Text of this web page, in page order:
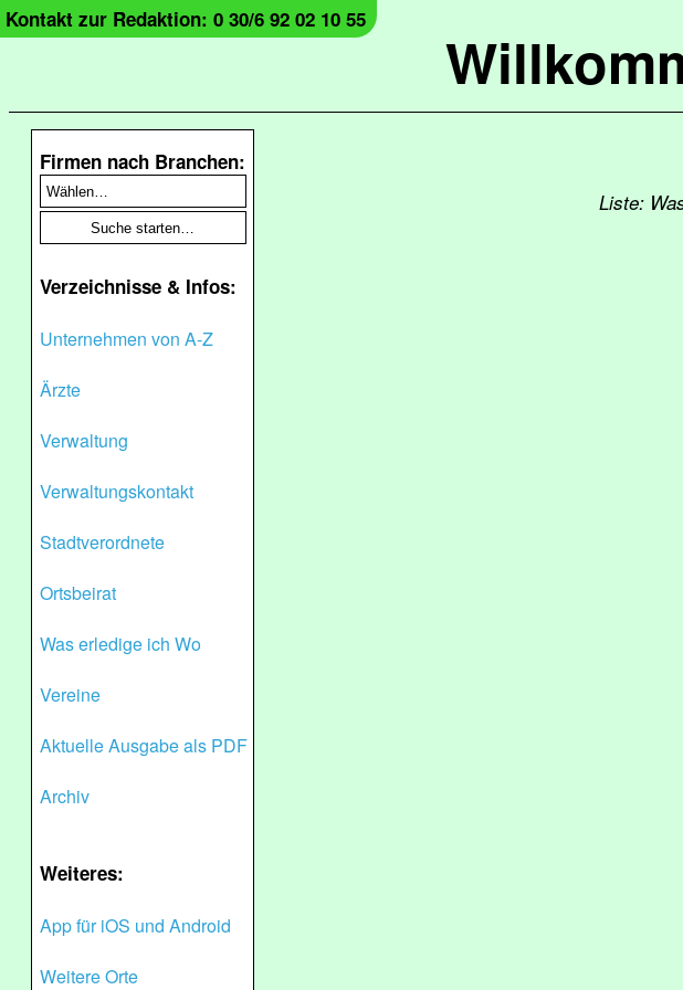
Kontakt zur Redaktion: 0 30/6 92 02 10 55
Firmen nach Branchen:
Verzeichnisse & Infos:
Unternehmen von A-Z
Ärzte
Verwaltung
Verwaltungskontakt
Stadtverordnete
Ortsbeirat
Was erledige ich Wo
Vereine
Aktuelle Ausgabe als PDF
Archiv
Weiteres:
App für iOS und Android
Weitere Orte
Liste: